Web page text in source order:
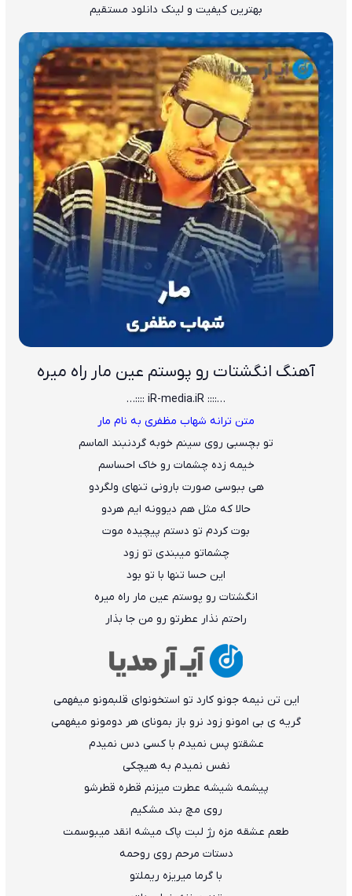
بهترین کیفیت و لینک دانلود مستقیم
آهنگ اﻧﮕﺸﺘﺎت رو ﭘﻮﺳﺘﻢ ﻋﻴﻦ ﻣﺎر راه ﻣﻴﺮه
…:::: iR-media.iR ::::…
متن ترانه شهاب مظفری به نام مار
ﺗﻮ ﺑﭽﺴﺒﻰ روی ﺳﻴﻨﻢ ﺧﻮﺑﻪ ﮔﺮدﻧﺒﻨﺪ اﻟﻤﺎﺳﻢ
ﺧﻴﻤﻪ زده ﭼﺸﻤﺎت رو ﺧﺎک اﺣﺴﺎﺳﻢ
ﻫﻰ ﺑﺒﻮﺳﻰ ﺻﻮرت ﺑﺎروﻧﻰ ﺗﻨﻬﺎی وﻟﮕﺮدو
ﺣﺎﻟﺎ ﻛﻪ ﻣﺜﻞ ﻫﻢ دﻳﻮوﻧﻪ اﻳﻢ ﻫﺮدو
ﺑﻮت ﻛﺮدم ﺗﻮ دﺳﺘﻢ ﭘﻴﭽﻴﺪه ﻣﻮت
ﭼﺸﻤﺎﺗﻮ ﻣﻴﺒﻨﺪی ﺗﻮ زود
اﻳﻦ ﺣﺴﺎ ﺗﻨﻬﺎ ﺑﺎ ﺗﻮ ﺑﻮد
اﻧﮕﺸﺘﺎت رو ﭘﻮﺳﺘﻢ ﻋﻴﻦ ﻣﺎر راه ﻣﻴﺮه
راﺣﺘﻢ ﻧﺬار ﻋﻄﺮﺗﻮ رو ﻣﻦ ﺟﺎ ﺑﺬار
اﻳﻦ ﺗﻦ ﻧﻴﻤﻪ ﺟﻮﻧﻮ ﻛﺎرد ﺗﻮ اﺳﺘﺨﻮﻧﻮای ﻗﻠﺒﻤﻮﻧﻮ ﻣﻴﻔﻬﻤﻰ
ﮔﺮﻳﻪ ی ﺑﻰ اﻣﻮﻧﻮ زود ﻧﺮو ﺑﺎز ﺑﻤﻮﻧﺎی ﻫﺮ دوﻣﻮﻧﻮ ﻣﻴﻔﻬﻤﻰ
ﻋﺸﻘﺘﻮ ﭘﺲ ﻧﻤﻴﺪم ﺑﺎ ﻛﺴﻰ دس ﻧﻤﻴﺪم
ﻧﻔﺲ ﻧﻤﻴﺪم ﺑﻪ ﻫﻴﭽﻜﻰ
ﭘﻴﺸﻤﻪ ﺷﻴﺸﻪ ﻋﻄﺮت ﻣﻴﺰﻧﻢ ﻗﻄﺮه ﻗﻄﺮﺷﻮ
روی ﻣﭻ ﺑﻨﺪ ﻣﺸﻜﻴﻢ
ﻃﻌﻢ ﻋﺸﻘﻪ ﻣﺰه رژ ﻟﺒﺖ ﭘﺎک ﻣﻴﺸﻪ اﻧﻘﺪ ﻣﻴﺒﻮﺳﻤﺖ
دﺳﺘﺎت ﻣﺮﺣﻢ روی روﺣﻤﻪ
ﺑﺎ ﮔﺮﻣﺎ ﻣﻴﺮﻳﺰه رﻳﻤﻠﺘﻮ